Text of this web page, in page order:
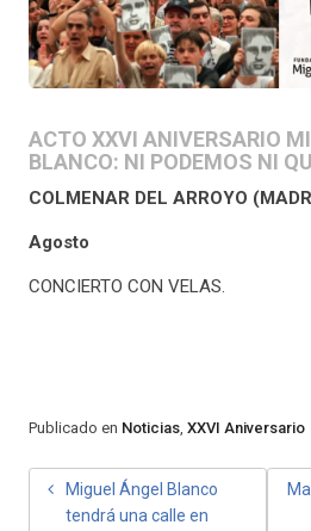
ACTO XXVI ANIVERSARIO
BLANCO: NI PODEMOS NI
COLMENAR DEL ARROYO
Agosto
CONCIERTO CON VELAS.
Publicado en Noticias, XXVI Aniversario
NAVEGACIÓN
Miguel Ángel Blanco
tendrá una calle en